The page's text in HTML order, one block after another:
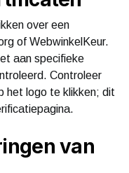
over een
of WebwinkelKeur.
aan specifieke
Controleer
het logo te klikken; dit
van